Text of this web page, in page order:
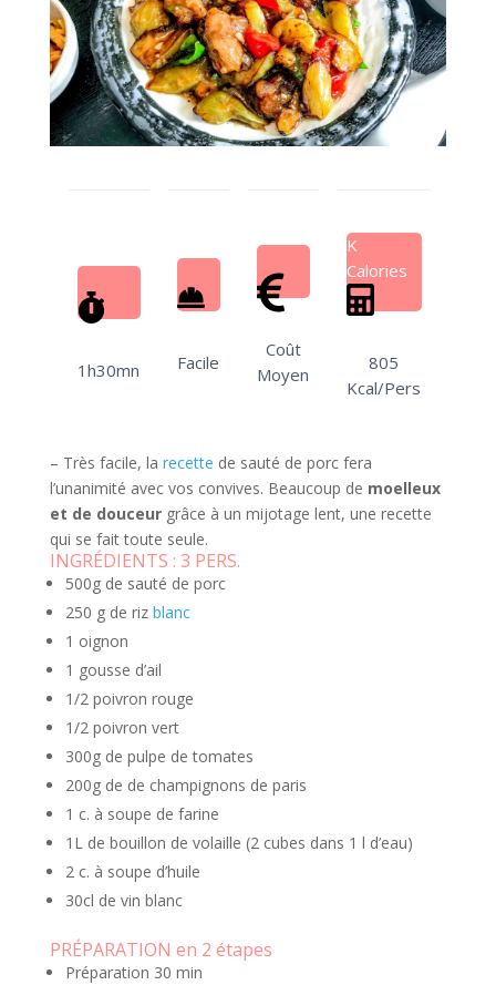
1h30mn Facile
Coût
Moyen
K
Calories
805
Kcal/Pers
– Très facile, la recette de sauté de porc fera
l’unanimité avec vos convives. Beaucoup de moelleux
et de douceurgrâce à un mijotage lent, une recette
qui se fait toute seule.
INGRÉDIENTS : 3 PERS.
500g de sauté de porc
250 g de riz blanc
1 oignon
1 gousse d’ail
1/2 poivron rouge
1/2 poivron vert
300g de pulpe de tomates
200g de de champignons de paris
1 c. à soupe de farine
1L de bouillon de volaille (2 cubes dans 1 l d’eau)
2 c. à soupe d’huile
30cl de vin blanc
PRÉPARATION en 2 étapes
Préparation 30 min